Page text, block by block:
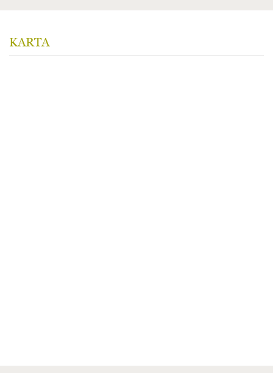
KARTA